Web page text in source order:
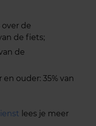
over de
de fiets;
de
ouder: 35% van
lees je meer